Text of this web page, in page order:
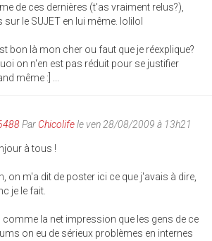
de ces dernières (t'as vraiment relus?),
sur le SUJET en lui même. lolilol
bon là mon cher ou faut que je réexplique?
on n'en est pas réduit pour se justifier
même :] ...
Par Chicolifele ven 28/08/2009 à 13h21
à tous !
on m'a dit de poster ici ce que j'avais à dire,
je le fait.
comme la net impression que les gens de ce
on eu de sérieux problèmes en internes